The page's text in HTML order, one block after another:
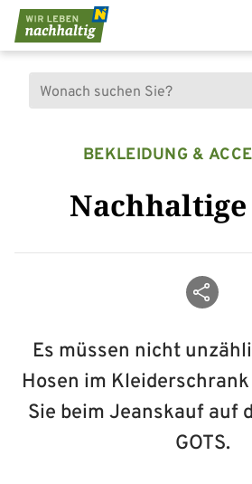
Navigation überspringen
Suche
BEKLEIDUNG &
Nachhaltige
Es müssen nicht
Hosen im
Sie beim Jeanskauf auf
GOTS.